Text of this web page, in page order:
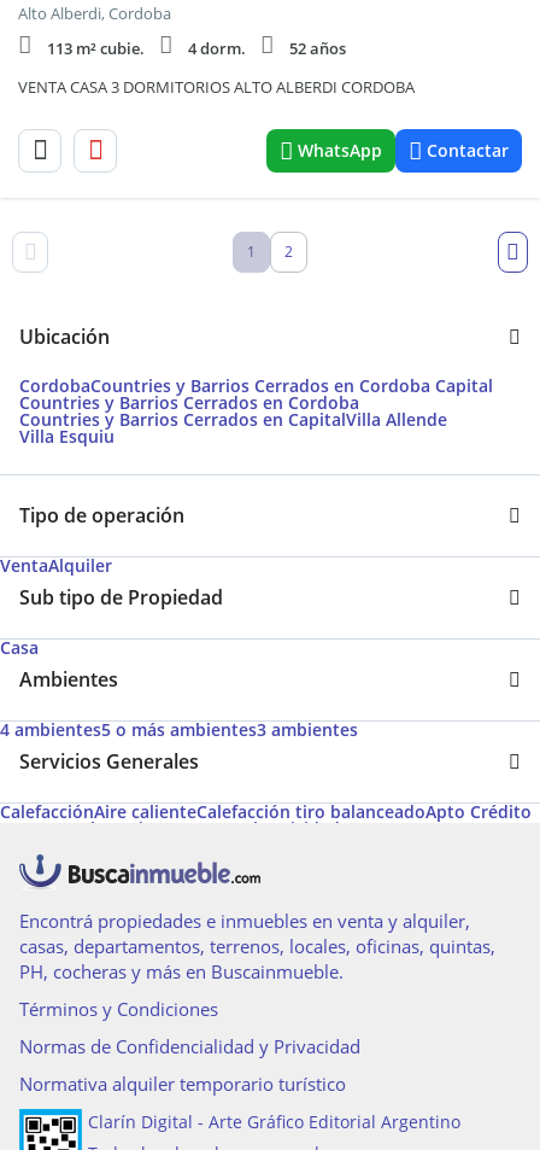
Alto Alberdi, Cordoba
113 m² cubie.
4 dorm.
52 años
VENTA CASA 3 DORMITORIOS ALTO ALBERDI CORDOBA
WhatsApp Contactar
1 2
Ubicación
CordobaCountries y Barrios Cerrados en Cordoba Capital
Countries y Barrios Cerrados en Cordoba
Countries y Barrios Cerrados en CapitalVilla Allende
Villa Esquiu
Tipo de operación
VentaAlquiler
Sub tipo de Propiedad
Casa
Ambientes
4 ambientes5 o más ambientes3 ambientes
Servicios Generales
CalefacciónAire calienteCalefacción tiro balanceadoApto Crédito
Gas natural Permite Mascotas Electricidad
Encontrá propiedades e inmuebles en venta y alquiler,
casas, departamentos, terrenos, locales, oficinas, quintas,
PH, cocheras y más en Buscainmueble.
Términos y Condiciones
Normas de Confidencialidad y Privacidad
Normativa alquiler temporario turístico
Clarín Digital - Arte Gráfico Editorial Argentino